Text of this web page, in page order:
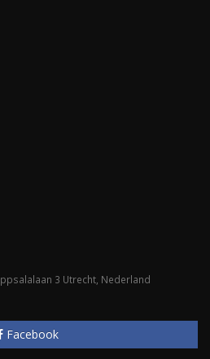
3 Utrecht, Nederland
Facebook